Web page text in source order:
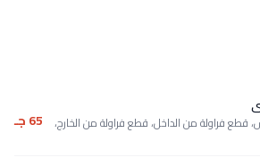
قطع فراولة من الداخل، قطع فراولة من الخارج، 65 جـ